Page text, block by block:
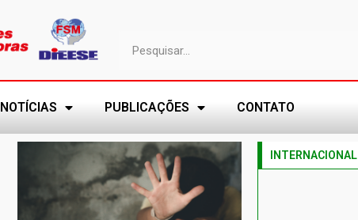
NOTÍCIAS PUBLICAÇÕES CONTATO
INTERNACIONAL